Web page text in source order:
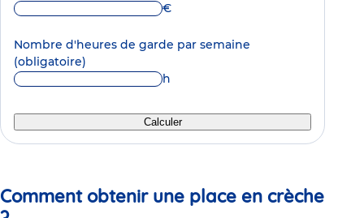
€
Nombre d'heures de garde par semaine
(obligatoire)
h
Calculer
Comment obtenir une place en crèche